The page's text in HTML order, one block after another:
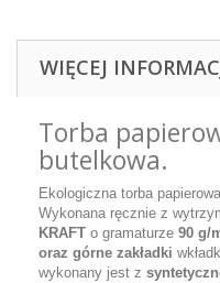
WIĘCEJ
Torba
butelkowa.
Ekologiczna torba
Wykonana ręcznie z
KRAFT o gramaturze 90 g/
oraz górne zakładki
wykonany jest z